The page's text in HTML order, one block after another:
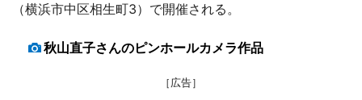
（横浜市中区相生町3）で開催される。
秋山直子さんのピンホールカメラ作品
［広告］